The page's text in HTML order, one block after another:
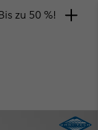
zu 50 %!